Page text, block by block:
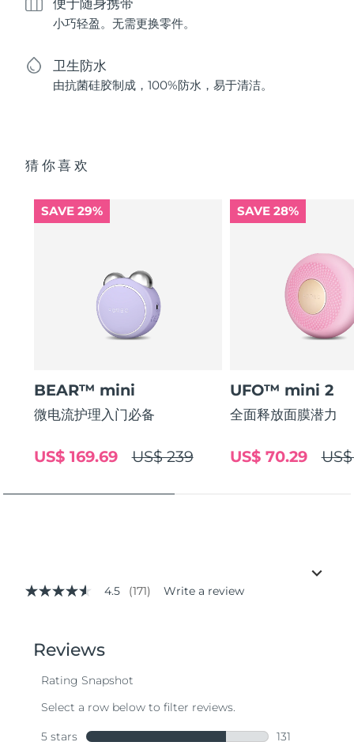
小巧轻盈。无需更换零件。
卫生防水
由抗菌硅胶制成，100%防水，易于清洁。
猜你喜欢
SAVE 29%
BEAR™ mini
微电流护理入门必备
US$ 239
US$ 169.69
SAVE 28%
UFO™ mini 2
全面释放面膜潜力
US$ 70.29
4.5
stars,
average
value.
171
Same
4.5 (171) Write a review